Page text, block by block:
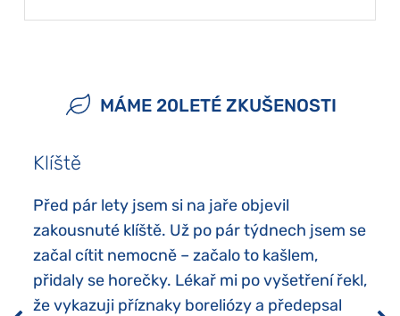
MÁME 20LETÉ ZKUŠENOSTI
Klíště
Před pár lety jsem si na jaře objevil
zakousnuté klíště. Už po pár týdnech jsem se
začal cítit nemocně – začalo to kašlem,
přidaly se horečky. Lékař mi po vyšetření řekl,
že vykazuji příznaky boreliózy a předepsal